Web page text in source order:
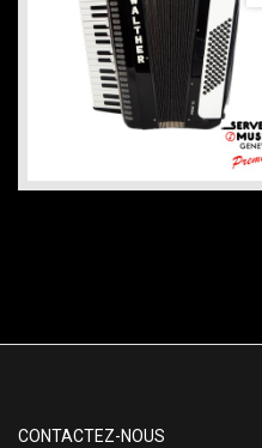
CONTACTEZ-NOUS